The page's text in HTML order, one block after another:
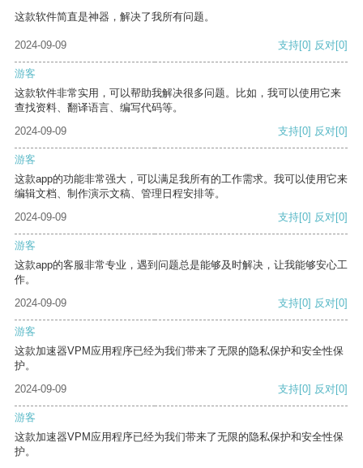
这款软件简直是神器，解决了我所有问题。
2024-09-09 支持[0] 反对[0]
游客
这款软件非常实用，可以帮助我解决很多问题。比如，我可以使用它来
查找资料、翻译语言、编写代码等。
2024-09-09
支持[0] 反对[0]
游客
这款app的功能非常强大，可以满足我所有的工作需求。我可以使用它来
编辑文档、制作演示文稿、管理日程安排等。
2024-09-09
支持[0] 反对[0]
游客
这款app的客服非常专业，遇到问题总是能够及时解决，让我能够安心工
作。
2024-09-09
支持[0] 反对[0]
游客
这款加速器VPM应用程序已经为我们带来了无限的隐私保护和安全性保
护。
2024-09-09
支持[0] 反对[0]
游客
这款加速器VPM应用程序已经为我们带来了无限的隐私保护和安全性保
护。